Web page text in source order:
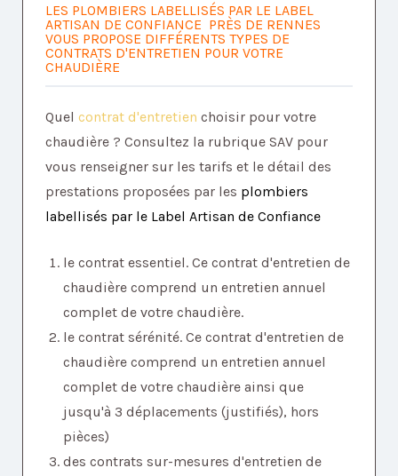
LES PLOMBIERS LABELLISÉS PAR LE LABEL
ARTISAN DE CONFIANCE PRÈS DE RENNES
VOUS PROPOSE DIFFÉRENTS TYPES DE
CONTRATS D'ENTRETIEN POUR VOTRE
CHAUDIÈRE
Quel contrat d'entretien choisir pour votre
chaudière ? Consultez la rubrique SAV pour
vous renseigner sur les tarifs et le détail des
prestations proposées par les plombiers
labellisés par le Label Artisan de Confiance
le contrat essentiel. Ce contrat d'entretien de
chaudière comprend un entretien annuel
complet de votre chaudière.
le contrat sérénité. Ce contrat d'entretien de
chaudière comprend un entretien annuel
complet de votre chaudière ainsi que
jusqu'à 3 déplacements (justifiés), hors
pièces)
des contrats sur-mesures d'entretien de